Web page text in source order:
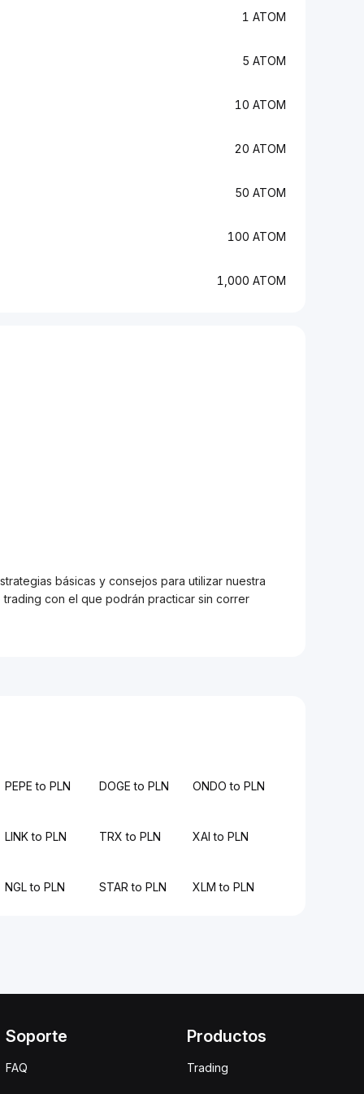
1 ATOM
5 ATOM
10 ATOM
20 ATOM
50 ATOM
100 ATOM
1,000 ATOM
básicas y consejos para utilizar nuestra
con el que podrán practicar sin correr
PEPE to PLN DOGE to PLN ONDO to PLN
LINK to PLN TRX to PLN XAI to PLN
NGL to PLN STAR to PLN XLM to PLN
Soporte
FAQ
Productos
Trading